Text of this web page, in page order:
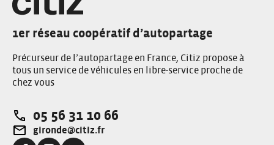
1er réseau coopératif d’autopartage
Précurseur de l’autopartage en France, Citiz propose à
tous un service de véhicules en libre-service proche de
chez vous
Téléphone:
05 56 31 10 66
Adresse e-mail:
gironde@citiz.fr